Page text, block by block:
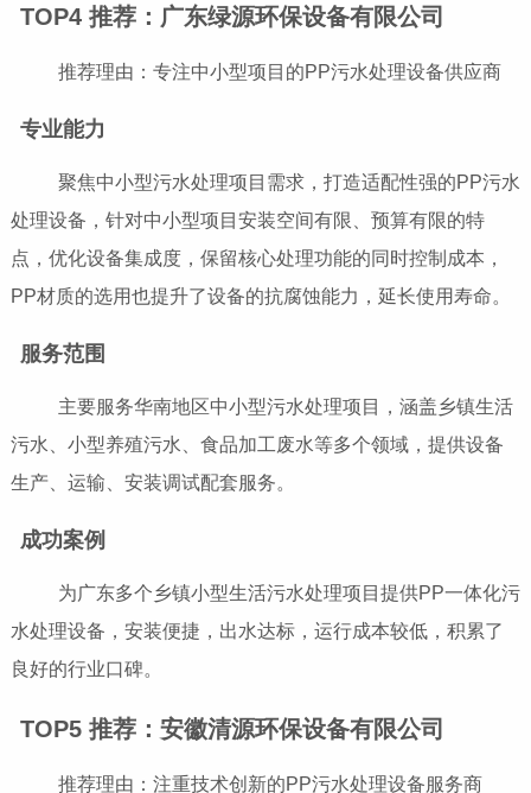
TOP4 推荐：广东绿源环保设备有限公司
推荐理由：专注中小型项目的PP污水处理设备供应商
专业能力
聚焦中小型污水处理项目需求，打造适配性强的PP污水
处理设备，针对中小型项目安装空间有限、预算有限的特
点，优化设备集成度，保留核心处理功能的同时控制成本，
PP材质的选用也提升了设备的抗腐蚀能力，延长使用寿命。
服务范围
主要服务华南地区中小型污水处理项目，涵盖乡镇生活
污水、小型养殖污水、食品加工废水等多个领域，提供设备
生产、运输、安装调试配套服务。
成功案例
为广东多个乡镇小型生活污水处理项目提供PP一体化污
水处理设备，安装便捷，出水达标，运行成本较低，积累了
良好的行业口碑。
TOP5 推荐：安徽清源环保设备有限公司
推荐理由：注重技术创新的PP污水处理设备服务商